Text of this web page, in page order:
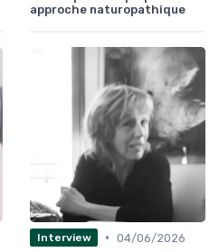
approche naturopathique
Interview • 04/06/2026